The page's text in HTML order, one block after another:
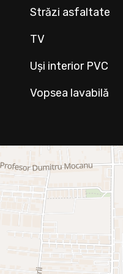
Străzi asfaltate
TV
Uși interior PVC
Vopsea lavabilă